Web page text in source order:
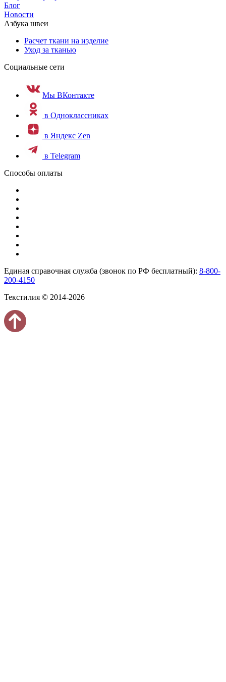
Блог
Новости
Азбука швеи
Расчет ткани на изделие
Уход за тканью
Социальные сети
Мы ВКонтакте
в Одноклассниках
в Яндекс Zen
в Telegram
Способы оплаты
Единая справочная служба (звонок по РФ бесплатный): 8-800-
200-4150
Текстилия © 2014-2026